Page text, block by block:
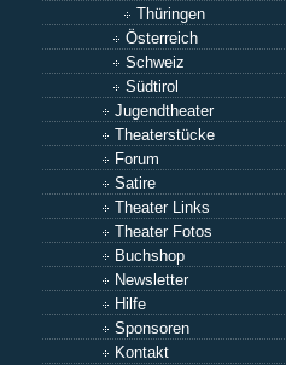
Thüringen
Österreich
Schweiz
Südtirol
Jugendtheater
Theaterstücke
Forum
Satire
Theater Links
Theater Fotos
Buchshop
Newsletter
Hilfe
Sponsoren
Kontakt